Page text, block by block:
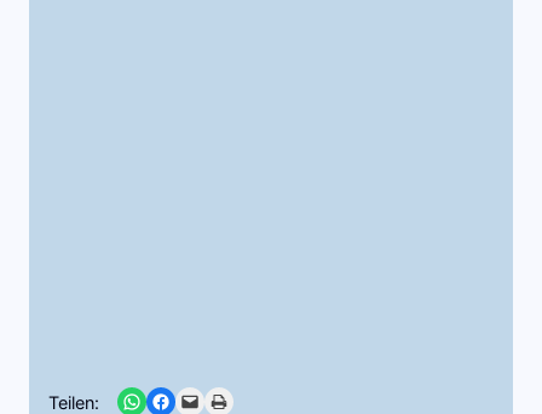
Teilen: Share on WhatsApp
Share on Facebook
Email this PagePrint this Page